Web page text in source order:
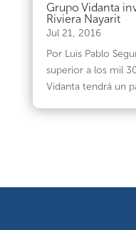
Grupo Vidanta
Riviera Nayarit
Jul 21, 2016
Por Luis Pablo
superior a los mil
Vidanta tendrá un